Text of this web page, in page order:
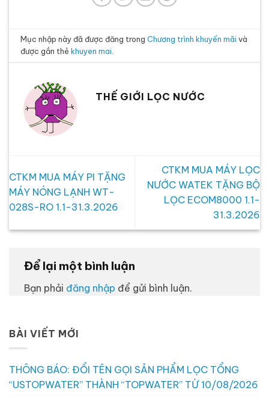
Mục nhập này đã được đăng trongChương trình khuyến mãi và
được gắn thẻkhuyen mai
THẾ GIỚI LỌC NƯỚC
CTKM MUA MÁY PI TẶNG
MÁY NÓNG LẠNH WT-
028S-RO 1.1-31.3.2026
CTKM MUA MÁY LỌC
NƯỚC WATEK TẶNG BỘ
LỌC ECOM8000 1.1-
31.3.2026
Để lại một bình luận
Bạn phải đăng nhập để gửi bình luận.
BÀI VIẾT MỚI
THÔNG BÁO: ĐỔI TÊN GỌI SẢN PHẨM LỌC TỔNG
“USTOPWATER” THÀNH “TOPWATER” TỪ 10/08/2026